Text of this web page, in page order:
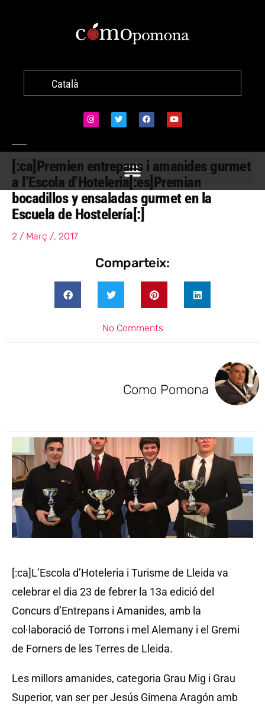
Català
[:ca]Premien entrepans i amanides gurmet
a l’Escola d’Hoteleria[:es]Premian
bocadillos y ensaladas gurmet en la
Escuela de Hostelería[:]
2 / Març /, 2017
Comparteix:
No Comments
Como Pomona
[:ca]L’Escola d’Hoteleria i Turisme de Lleida va
celebrar el dia 23 de febrer la 13a edició del
Concurs d’Entrepans i Amanides, amb la
col·laboració de Torrons i mel Alemany i el Gremi
de Forners de les Terres de Lleida.
Les millors amanides, categoria Grau Mig i Grau
Superior, van ser per Jesús Gimena Aragón amb